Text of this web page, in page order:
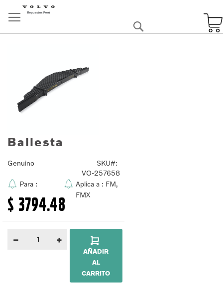
to
Content
Ballesta
Genuino
SKU
VO-257658
Para :
Aplica a : FM,
FMX
$ 3794.48
AÑADIR
AL
CARRITO
images
Skip
to
the
of
the
images
gallery